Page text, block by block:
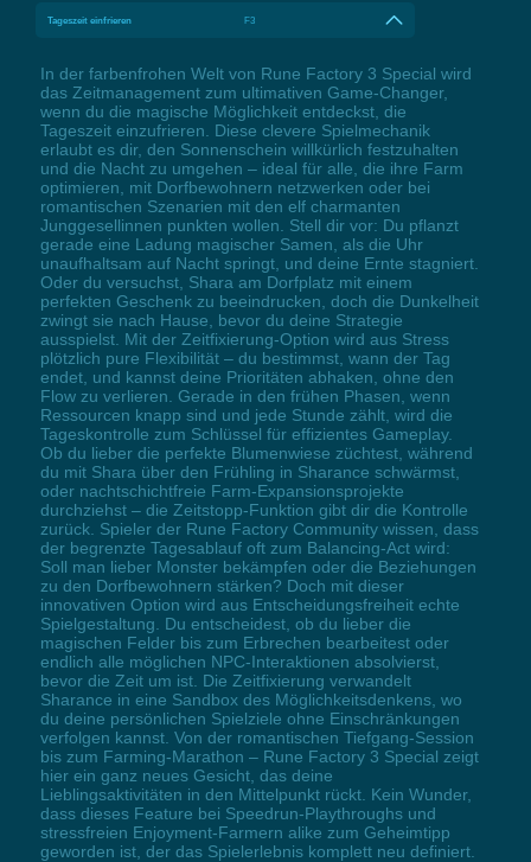
Tageszeit einfrieren F3
In der farbenfrohen Welt von Rune Factory 3 Special wird
das Zeitmanagement zum ultimativen Game-Changer,
wenn du die magische Möglichkeit entdeckst, die
Tageszeit einzufrieren. Diese clevere Spielmechanik
erlaubt es dir, den Sonnenschein willkürlich festzuhalten
und die Nacht zu umgehen – ideal für alle, die ihre Farm
optimieren, mit Dorfbewohnern netzwerken oder bei
romantischen Szenarien mit den elf charmanten
Junggesellinnen punkten wollen. Stell dir vor: Du pflanzt
gerade eine Ladung magischer Samen, als die Uhr
unaufhaltsam auf Nacht springt, und deine Ernte stagniert.
Oder du versuchst, Shara am Dorfplatz mit einem
perfekten Geschenk zu beeindrucken, doch die Dunkelheit
zwingt sie nach Hause, bevor du deine Strategie
ausspielst. Mit der Zeitfixierung-Option wird aus Stress
plötzlich pure Flexibilität – du bestimmst, wann der Tag
endet, und kannst deine Prioritäten abhaken, ohne den
Flow zu verlieren. Gerade in den frühen Phasen, wenn
Ressourcen knapp sind und jede Stunde zählt, wird die
Tageskontrolle zum Schlüssel für effizientes Gameplay.
Ob du lieber die perfekte Blumenwiese züchtest, während
du mit Shara über den Frühling in Sharance schwärmst,
oder nachtschichtfreie Farm-Expansionsprojekte
durchziehst – die Zeitstopp-Funktion gibt dir die Kontrolle
zurück. Spieler der Rune Factory Community wissen, dass
der begrenzte Tagesablauf oft zum Balancing-Act wird:
Soll man lieber Monster bekämpfen oder die Beziehungen
zu den Dorfbewohnern stärken? Doch mit dieser
innovativen Option wird aus Entscheidungsfreiheit echte
Spielgestaltung. Du entscheidest, ob du lieber die
magischen Felder bis zum Erbrechen bearbeitest oder
endlich alle möglichen NPC-Interaktionen absolvierst,
bevor die Zeit um ist. Die Zeitfixierung verwandelt
Sharance in eine Sandbox des Möglichkeitsdenkens, wo
du deine persönlichen Spielziele ohne Einschränkungen
verfolgen kannst. Von der romantischen Tiefgang-Session
bis zum Farming-Marathon – Rune Factory 3 Special zeigt
hier ein ganz neues Gesicht, das deine
Lieblingsaktivitäten in den Mittelpunkt rückt. Kein Wunder,
dass dieses Feature bei Speedrun-Playthroughs und
stressfreien Enjoyment-Farmern alike zum Geheimtipp
geworden ist, der das Spielerlebnis komplett neu definiert.